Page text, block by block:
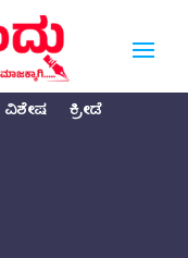
ವಿಶೇಷ ಕ್ರೀಡೆ